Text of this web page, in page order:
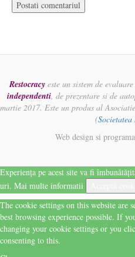
Restocracy este un sistem de
independenti, de prezentare si de
martie 2017. Este un produs al
(
Web design si
Experiența pe acest site va fi
uri. Mai multe informatii
The cookie settings on this website are
best browsing experience possible. If
changing your cookie settings or you
consenting to this.